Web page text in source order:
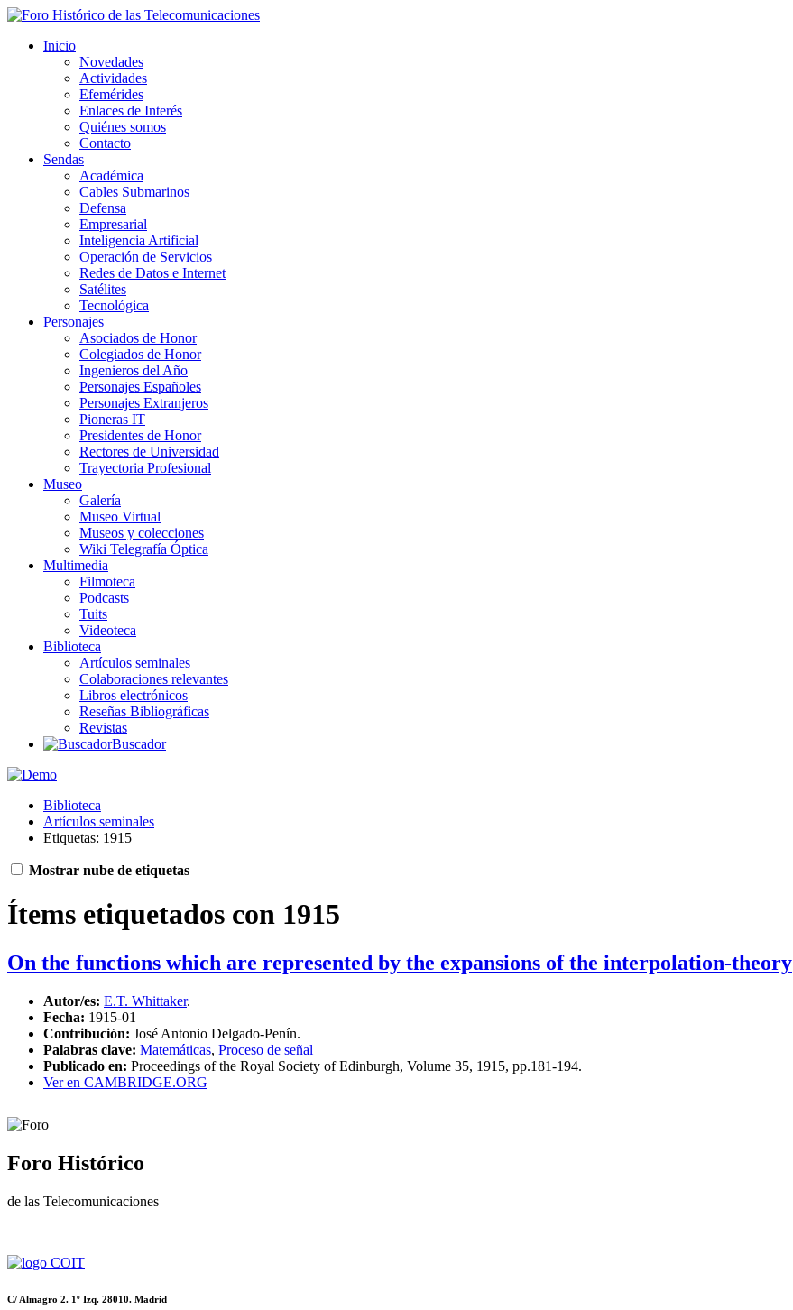
Inicio
Novedades
Actividades
Efemérides
Enlaces de Interés
Quiénes somos
Contacto
Sendas
Académica
Cables Submarinos
Defensa
Empresarial
Inteligencia Artificial
Operación de Servicios
Redes de Datos e Internet
Satélites
Tecnológica
Personajes
Asociados de Honor
Colegiados de Honor
Ingenieros del Año
Personajes Españoles
Personajes Extranjeros
Pioneras IT
Presidentes de Honor
Rectores de Universidad
Trayectoria Profesional
Museo
Galería
Museo Virtual
Museos y colecciones
Wiki Telegrafía Óptica
Multimedia
Filmoteca
Podcasts
Tuits
Videoteca
Biblioteca
Artículos seminales
Colaboraciones relevantes
Libros electrónicos
Reseñas Bibliográficas
Revistas
Buscador
Biblioteca
Artículos seminales
Etiquetas: 1915
Mostrar nube de etiquetas
Ítems etiquetados con 1915
On the functions which are represented by the expansions of the interpolation-theory
Autor/es: E.T. Whittaker.
Fecha: 1915-01
Contribución: José Antonio Delgado-Penín.
Palabras clave: Matemáticas, Proceso de señal
Publicado en: Proceedings of the Royal Society of Edinburgh, Volume 35, 1915, pp.181-194.
Ver en CAMBRIDGE.ORG
Foro Histórico
de las Telecomunicaciones
C/ Almagro 2. 1º Izq. 28010. Madrid